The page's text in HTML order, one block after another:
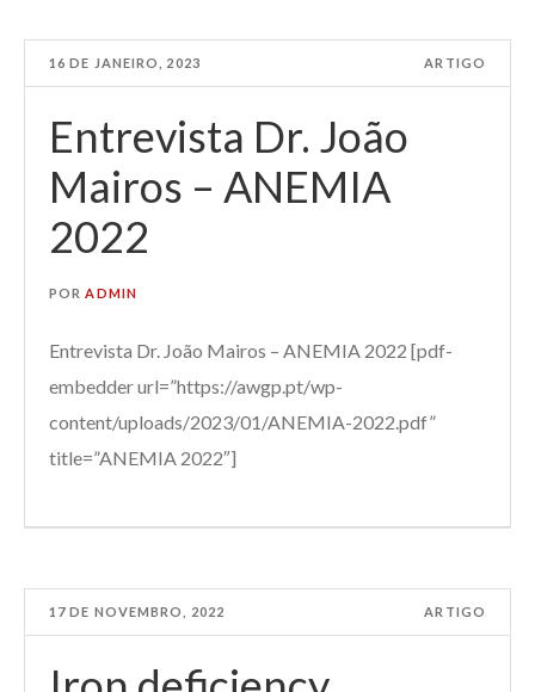
16 DE JANEIRO, 2023 ARTIGO
Entrevista Dr. João
Mairos – ANEMIA
2022
PORADMIN
Entrevista Dr. João Mairos – ANEMIA 2022 [pdf-
embedder url=”https://awgp.pt/wp-
content/uploads/2023/01/ANEMIA-2022.pdf”
title=”ANEMIA 2022″]
17 DE NOVEMBRO, 2022 ARTIGO